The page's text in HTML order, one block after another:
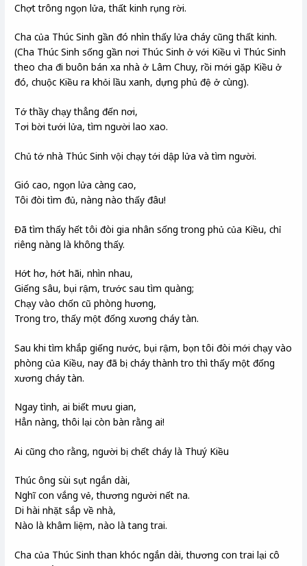
Chợt trông ngọn lửa, thất kinh rụng rời.
Cha của Thúc Sinh gần đó nhìn thấy lửa cháy cũng thất kinh.
(Cha Thúc Sinh sống gần nơi Thúc Sinh ở với Kiều vì Thúc Sinh
theo cha đi buôn bán xa nhà ở Lâm Chuy, rồi mới gặp Kiều ở
đó, chuộc Kiều ra khỏi lầu xanh, dựng phủ đệ ở cùng).
Tớ thầy chạy thẳng đến nơi,
Tơi bời tưới lửa, tìm người lao xao.
Chủ tớ nhà Thúc Sinh vội chạy tới dập lửa và tìm người.
Gió cao, ngọn lửa càng cao,
Tôi đòi tìm đủ, nàng nào thấy đâu!
Đã tìm thấy hết tôi đòi gia nhân sống trong phủ của Kiều, chỉ
riêng nàng là không thấy.
Hớt hơ, hớt hãi, nhìn nhau,
Giếng sâu, bụi rậm, trước sau tìm quàng;
Chạy vào chốn cũ phòng hương,
Trong tro, thấy một đống xương cháy tàn.
Sau khi tìm khắp giếng nước, bụi rậm, bọn tôi đòi mới chạy vào
phòng của Kiều, nay đã bị cháy thành tro thì thấy một đống
xương cháy tàn.
Ngay tình, ai biết mưu gian,
Hẳn nàng, thôi lại còn bàn rằng ai!
Ai cũng cho rằng, người bị chết cháy là Thuý Kiều
Thúc ông sùi sụt ngắn dài,
Nghĩ con vắng vẻ, thương người nết na.
Di hài nhặt sắp về nhà,
Nào là khâm liệm, nào là tang trai.
Cha của Thúc Sinh than khóc ngắn dài, thương con trai lại cô